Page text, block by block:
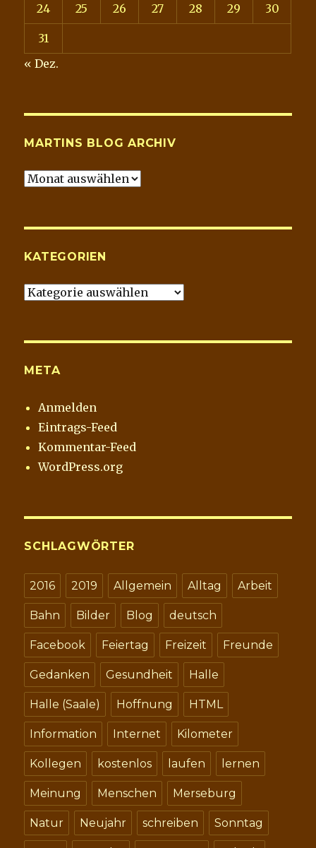
24 25 26 27 28 29 30
31
« Dez.
MARTINS BLOG ARCHIV
Martins
KATEGORIEN
Kategorien
META
Anmelden
Eintrags-Feed
Kommentar-Feed
WordPress.org
SCHLAGWÖRTER
2016 2019 Allgemein Alltag Arbeit
Bahn Bilder Blog deutsch
Facebook Feiertag Freizeit Freunde
Gedanken Gesundheit Halle
Halle (Saale) Hoffnung HTML
Information Internet Kilometer
Kollegen kostenlos laufen lernen
Meinung Menschen Merseburg
Natur Neujahr schreiben Sonntag